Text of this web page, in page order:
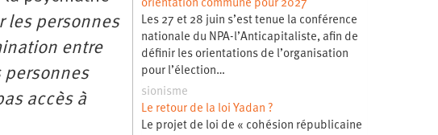
les personnes
entre
personnes
accès à
orientation commune pour 2027
Les 27 et 28 juin s’est tenue la conférence
nationale du NPA-l’Anticapitaliste, afin de
définir les orientations de l’organisation
pour l’élection…
sionisme
Le retour de la loi Yadan ?
Le projet de loi de « cohésion républicaine